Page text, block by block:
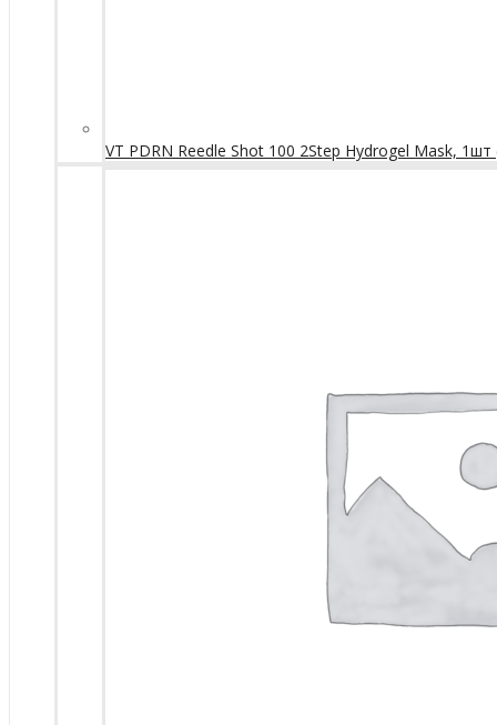
VT PDRN Reedle Shot 100 2Step Hydrogel Mask,